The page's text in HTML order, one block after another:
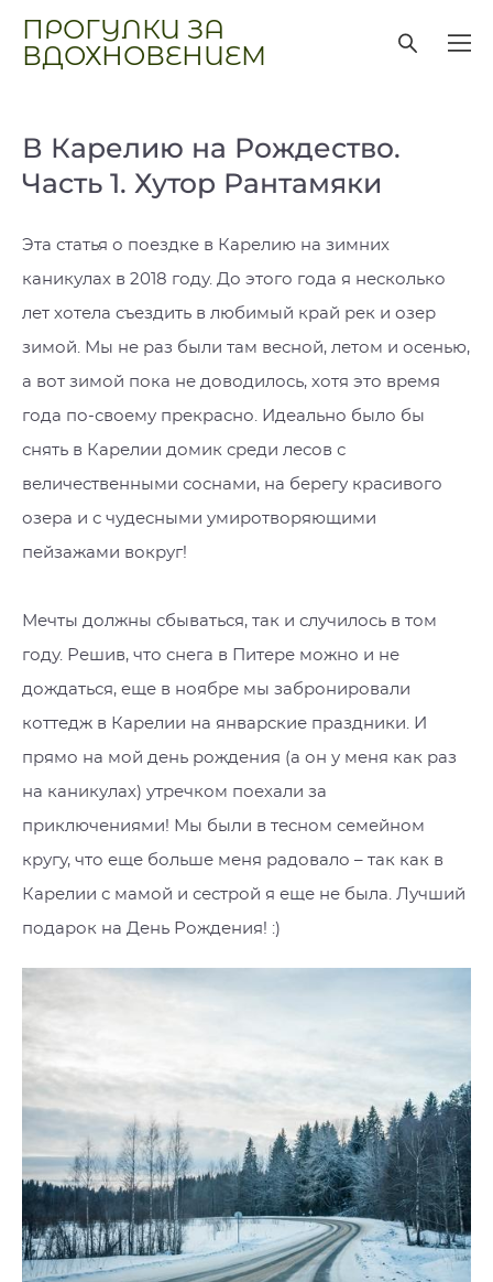
ПРОГУЛКИ ЗА
ВДОХНОВЕНИЕМ
В Карелию на Рождество.
Часть 1. Хутор Рантамяки
Эта статья о поездке в Карелию на зимних
каникулах в 2018 году. До этого года я несколько
лет хотела съездить в любимый край рек и озер
зимой. Мы не раз были там весной, летом и осенью,
а вот зимой пока не доводилось, хотя это время
года по-своему прекрасно. Идеально было бы
снять в Карелии домик среди лесов с
величественными соснами, на берегу красивого
озера и с чудесными умиротворяющими
пейзажами вокруг!
Мечты должны сбываться, так и случилось в том
году. Решив, что снега в Питере можно и не
дождаться, еще в ноябре мы забронировали
коттедж в Карелии на январские праздники. И
прямо на мой день рождения (а он у меня как раз
на каникулах) утречком поехали за
приключениями! Мы были в тесном семейном
кругу, что еще больше меня радовало – так как в
Карелии с мамой и сестрой я еще не была. Лучший
подарок на День Рождения! :)